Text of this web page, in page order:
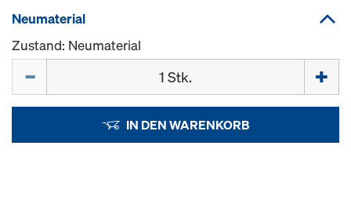
Neumaterial
Zustand: Neumaterial
IN DEN WARENKORB